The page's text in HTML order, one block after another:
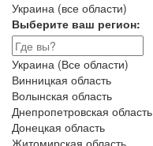
Украина (все области)
Выберите ваш регион:
Украина (Все области)
Винницкая область
Волынская область
Днепропетровская область
Донецкая область
Житомирская область